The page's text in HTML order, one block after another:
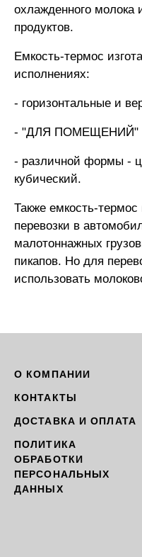
охлажденного
продуктов.
Емкость-термос
исполнениях:
- горизонтальные и
- "ДЛЯ ПОМЕЩЕНИЙ"
- различной формы -
кубический.
Также емкость-
перевозки в
малотоннажных
пикапов. Но для
использовать
О КОМПАНИИ
КОНТАКТЫ
ДОСТАВКА И ОПЛАТА
ПОЛИТИКА
ОБРАБОТКИ
ПЕРСОНАЛЬНЫХ
ДАННЫХ